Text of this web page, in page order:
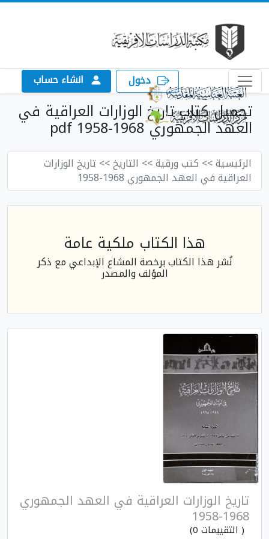
دخول انشاء حساب
تحميل كتاب تاريخ الوزارات العراقية في
العهد الجمهوري 1968-1958 pdf
الرئيسية>> كتب ورقية>> التاريخ>> تاريخ الوزارات
العراقية في العهد الجمهوري 1968-1958
هذا الكتاب ملكية عامة
نُشر هذا الكتاب برخصة المشاع الإبداعي مع ذكر
المؤلف والمصدر
تاريخ الوزارات العراقية في العهد الجمهوري
1968-1958
( التقييمات 0)